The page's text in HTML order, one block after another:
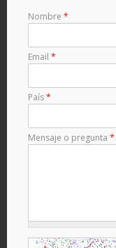
Nombre *
Email *
País*
Mensaje o pregunta *